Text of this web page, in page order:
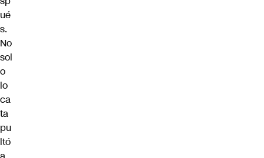
ué
s.
No
sol
o
lo
ca
ta
pu
ltó